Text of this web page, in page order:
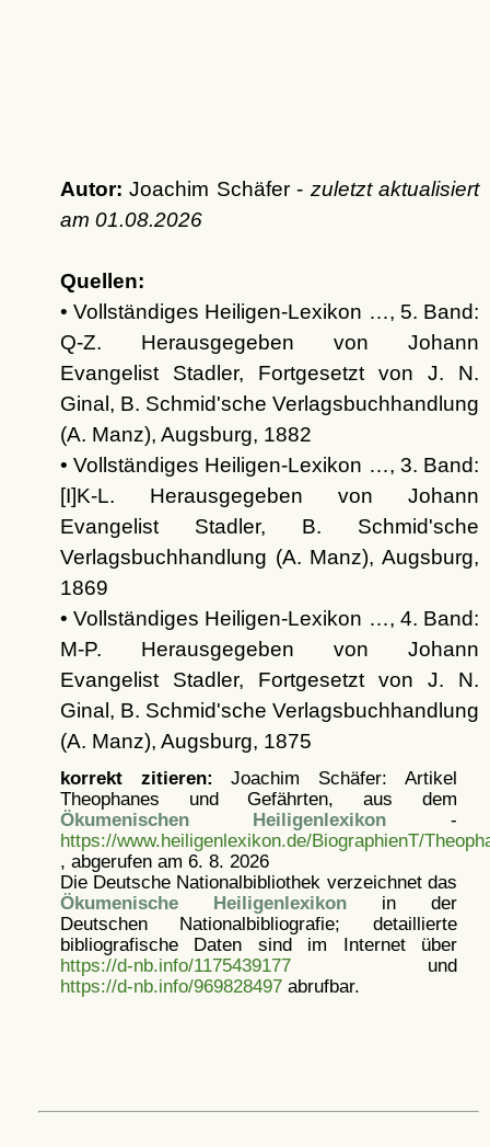
Autor: Joachim Schäfer - zuletzt aktualisiert
am 01.08.2026
Quellen:
• Vollständiges Heiligen-Lexikon …, 5. Band:
Q-Z. Herausgegeben von Johann
Evangelist Stadler, Fortgesetzt von J. N.
Ginal, B. Schmid'sche Verlagsbuchhandlung
(A. Manz), Augsburg, 1882
• Vollständiges Heiligen-Lexikon …, 3. Band:
[I]K-L. Herausgegeben von Johann
Evangelist Stadler, B. Schmid'sche
Verlagsbuchhandlung (A. Manz), Augsburg,
1869
• Vollständiges Heiligen-Lexikon …, 4. Band:
M-P. Herausgegeben von Johann
Evangelist Stadler, Fortgesetzt von J. N.
Ginal, B. Schmid'sche Verlagsbuchhandlung
(A. Manz), Augsburg, 1875
korrekt zitieren: Joachim Schäfer: Artikel
Theophanes und Gefährten, aus dem
Ökumenischen Heiligenlexikon -
https://www.heiligenlexikon.de/BiographienT/
, abgerufen am 6. 8. 2026
Die Deutsche Nationalbibliothek verzeichnet das
Ökumenische Heiligenlexikonin der
Deutschen Nationalbibliografie; detaillierte
bibliografische Daten sind im Internet über
https://d-nb.info/1175439177und
https://d-nb.info/969828497abrufbar.